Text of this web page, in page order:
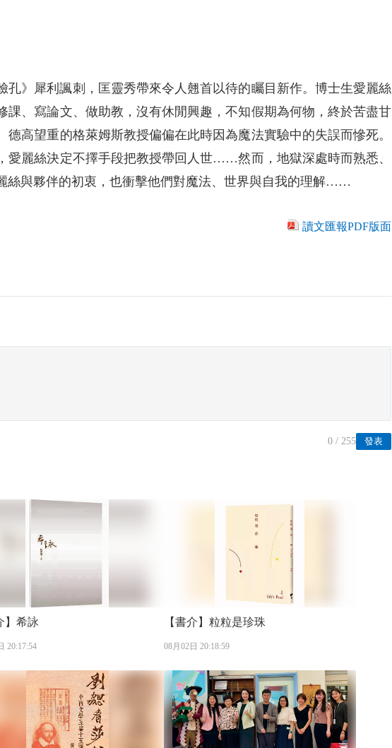
孔》犀利諷刺，匡靈秀帶來令人翹首以待的矚目新作。博士生愛麗絲
課、寫論文、做助教，沒有休閒興趣，不知假期為何物，終於苦盡甘
高望重的格萊姆斯教授偏偏在此時因為魔法實驗中的失誤而慘死。
愛麗絲決定不擇手段把教授帶回人世……然而，地獄深處時而熟悉、
絲與夥伴的初衷，也衝擊他們對魔法、世界與自我的理解……
讀文匯報PDF版面
發表
0 / 255
】希詠
20:17:54
【書介】粒粒是珍珠
08月02日 20:18:59